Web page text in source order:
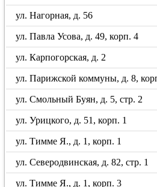
ул. Нагорная, д. 56
ул. Павла Усова, д. 49, корп. 4
ул. Карпогорская, д. 2
ул. Парижской коммуны, д. 8,
ул. Смольный Буян, д. 5, стр. 2
ул. Урицкого, д. 51, корп. 1
ул. Тимме Я., д. 1, корп. 1
ул. Северодвинская, д. 82, стр. 1
ул. Тимме Я., д. 1, корп. 3